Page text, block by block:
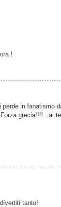
!
in fanatismo
grecia!!!!...ai
tanto!